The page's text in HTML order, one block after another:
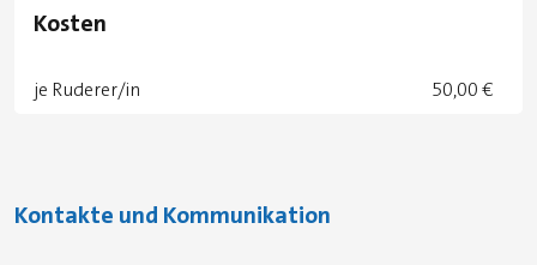
Kosten
je Ruderer/in 50,00 €
Kontakte und Kommunikation